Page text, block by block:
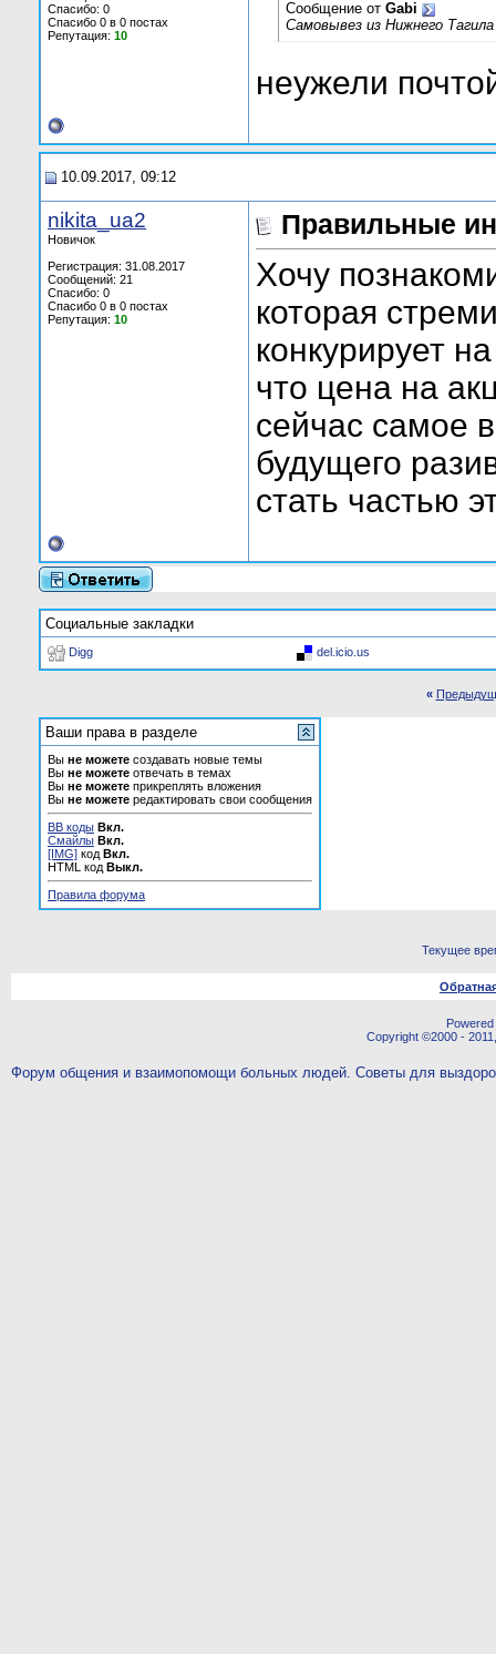
Спасибо: 0
Спасибо 0 в 0 постах
Репутация: 10
Сообщение от Gabi
Самовывез из Нижнего
неужели
10.09.2017, 09:12
nikita_ua2
Новичок
Регистрация: 31.08.2017
Сообщений: 21
Спасибо: 0
Спасибо 0 в 0 постах
Репутация: 10
Правильные
Хочу
которая
конкурирует
что цена на
сейчас самое
будущего
стать частью
Социальные закладки
Digg del.icio.us
«
Ваши права в разделе
Вы не можете создавать новые темы
Вы не можете отвечать в темах
Вы не можете прикреплять вложения
Вы не можете редактировать свои сообщения
BB коды Вкл.
Смайлы Вкл.
[IMG] код Вкл.
HTML код Выкл.
Правила форума
Текущее
Copyright ©2000 -
Форум общения и взаимопомощи больных людей. Советы для